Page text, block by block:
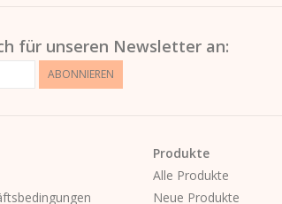
für unseren Newsletter an:
ABONNIEREN
Produkte
Alle Produkte
Neue Produkte